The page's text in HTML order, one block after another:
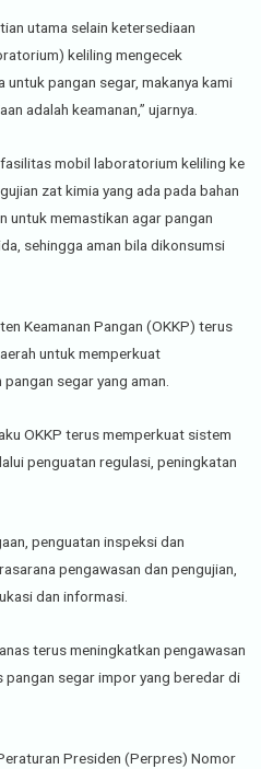
utama selain ketersediaan
keliling mengecek
pangan segar, makanya kami
adalah keamanan,” ujarnya.
mobil laboratorium keliling ke
zat kimia yang ada pada bahan
untuk memastikan agar pangan
sehingga aman bila dikonsumsi
Keamanan Pangan (OKKP) terus
untuk memperkuat
segar yang aman.
OKKP terus memperkuat sistem
penguatan regulasi, peningkatan
penguatan inspeksi dan
pengawasan dan pengujian,
dan informasi.
terus meningkatkan pengawasan
segar impor yang beredar di
Presiden (Perpres) Nomor